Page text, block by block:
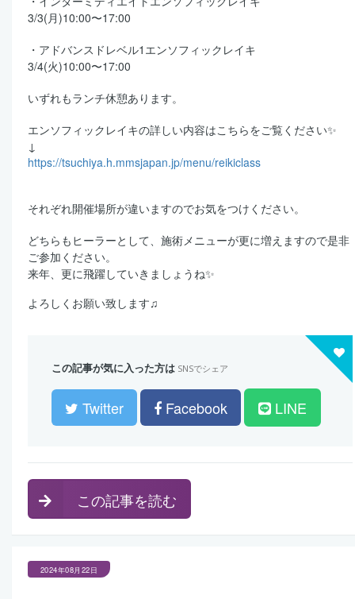
3/3(月)10:00〜17:00
・アドバンスドレベル1エンソフィックレイキ
3/4(火)10:00〜17:00
いずれもランチ休憩あります。
エンソフィックレイキの詳しい内容はこちらをご覧ください✨
↓
https://tsuchiya.h.mmsjapan.jp/menu/reikiclass
それぞれ開催場所が違いますのでお気をつけください。
どちらもヒーラーとして、施術メニューが更に増えますので是非
ご参加ください。
来年、更に飛躍していきましょうね✨
よろしくお願い致します♫
この記事が気に入った方は SNSでシェア
Twitter Facebook LINE
この記事を読む
2024年08月22日